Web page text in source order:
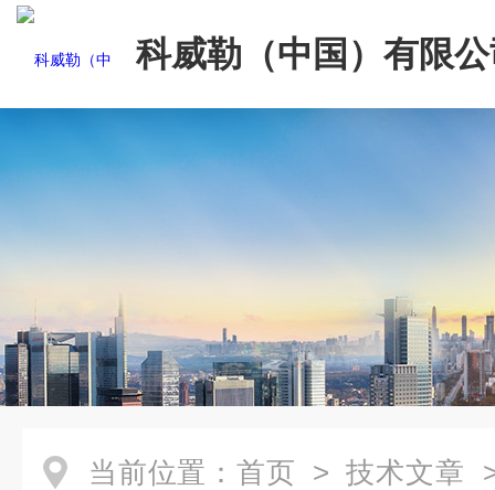
科威勒（中国）有限
当前位置： 首页 > 技术文章